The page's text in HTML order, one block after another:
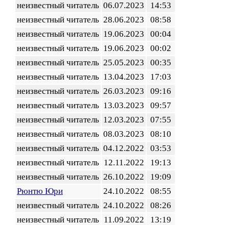
неизвестный читатель 06.07.2023
14:53
неизвестный читатель 28.06.2023
08:58
неизвестный читатель 19.06.2023
00:04
неизвестный читатель 19.06.2023
00:02
неизвестный читатель 25.05.2023
00:35
неизвестный читатель 13.04.2023
17:03
неизвестный читатель 26.03.2023
09:16
неизвестный читатель 13.03.2023
09:57
неизвестный читатель 12.03.2023
07:55
неизвестный читатель 08.03.2023
08:10
неизвестный читатель 04.12.2022
03:53
неизвестный читатель 12.11.2022
19:13
неизвестный читатель 26.10.2022
19:09
Рюнтю Юри
24.10.2022
08:55
неизвестный читатель 24.10.2022
08:26
неизвестный читатель 11.09.2022
13:19